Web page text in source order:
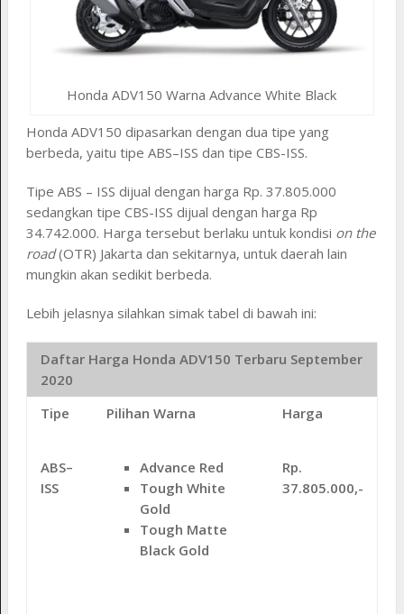
Honda ADV150 Warna Advance White Black
Honda ADV150 dipasarkan dengan dua tipe yang
berbeda, yaitu tipe ABS–ISS dan tipe CBS-ISS.
Tipe ABS – ISS dijual dengan harga Rp. 37.805.000
sedangkan tipe CBS-ISS dijual dengan harga Rp
34.742.000. Harga tersebut berlaku untuk kondisi on the
road(OTR) Jakarta dan sekitarnya, untuk daerah lain
mungkin akan sedikit berbeda.
Lebih jelasnya silahkan simak tabel di bawah ini:
Daftar Harga Honda ADV150 Terbaru September
2020
Tipe
Pilihan Warna Harga
ABS–
ISS
Advance Red
Tough White
Gold
Tough Matte
Black Gold
Rp.
37.805.000,-